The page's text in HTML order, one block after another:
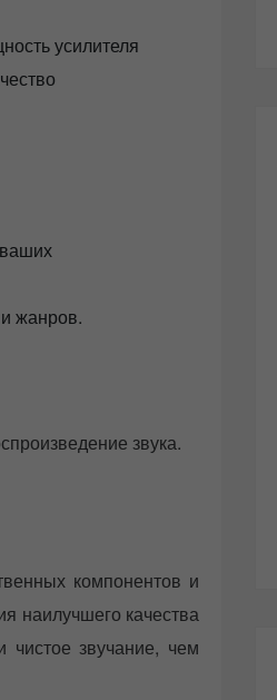
усилителя
жанров.
звука.
компонентов и
наилучшего качества
чистое звучание, чем